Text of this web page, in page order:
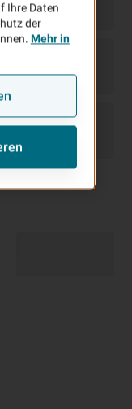
Ihre Daten
der
Mehr in